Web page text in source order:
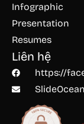
Infographic
Presentation
Resumes
Liên hệ
https://